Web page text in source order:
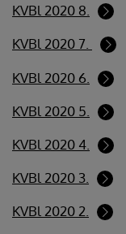
KVBl 2020 8.
KVBl 2020 7.
KVBl 2020 6.
KVBl 2020 5.
KVBl 2020 4.
KVBl 2020 3.
KVBl 2020 2.